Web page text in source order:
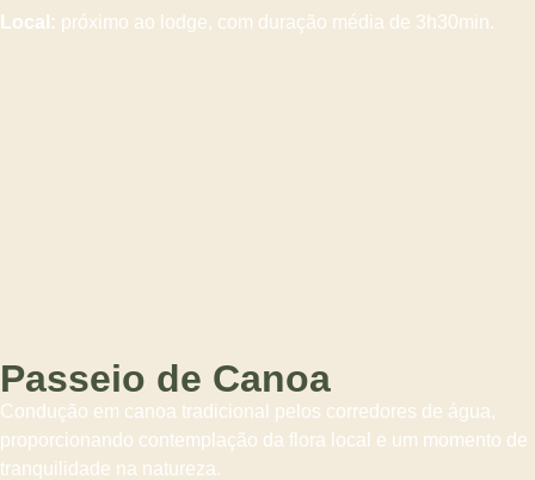
Local: próximo ao lodge, com duração média de 3h30min.
Passeio de Canoa
Condução em canoa tradicional pelos corredores de água,
proporcionando contemplação da flora local e um momento de
tranquilidade na natureza.